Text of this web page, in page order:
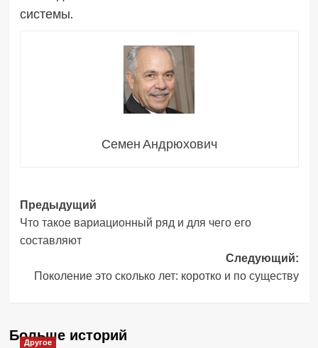
системы.
Семен Андрюхович
Навигация
записи
Предыдущий
Что такое вариационный ряд и для чего его
составляют
Следующий:
Поколение это сколько лет: коротко и по существу
Больше историй
Другое